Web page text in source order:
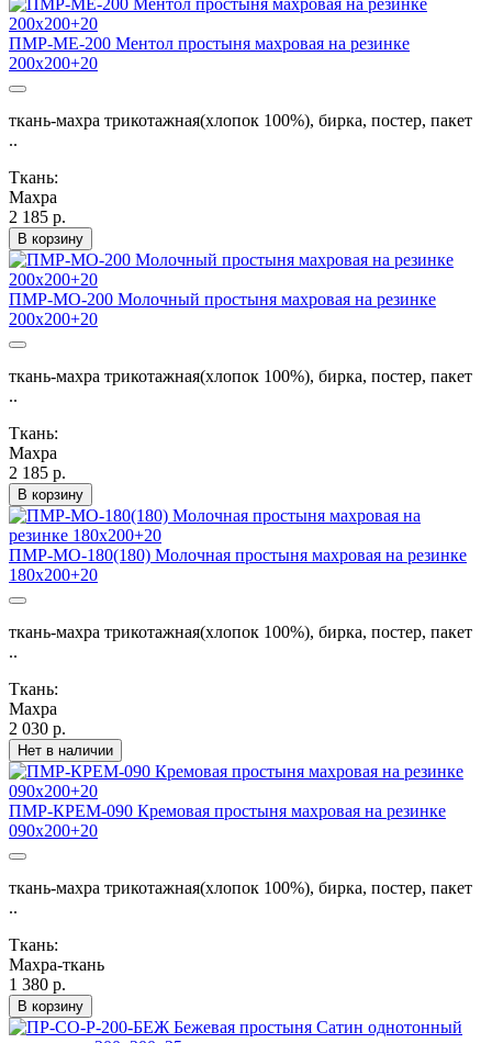
ПМР-МЕ-200 Ментол простыня махровая на резинке
200х200+20
ткань-махра трикотажная(хлопок 100%), бирка, постер, пакет
..
Ткань:
Махра
2 185 р.
В корзину
ПМР-МО-200 Молочный простыня махровая на резинке
200х200+20
ткань-махра трикотажная(хлопок 100%), бирка, постер, пакет
..
Ткань:
Махра
2 185 р.
В корзину
ПМР-МО-180(180) Молочная простыня махровая на резинке
180х200+20
ткань-махра трикотажная(хлопок 100%), бирка, постер, пакет
..
Ткань:
Махра
2 030 р.
Нет в наличии
ПМР-КРЕМ-090 Кремовая простыня махровая на резинке
090х200+20
ткань-махра трикотажная(хлопок 100%), бирка, постер, пакет
..
Ткань:
Махра-ткань
1 380 р.
В корзину